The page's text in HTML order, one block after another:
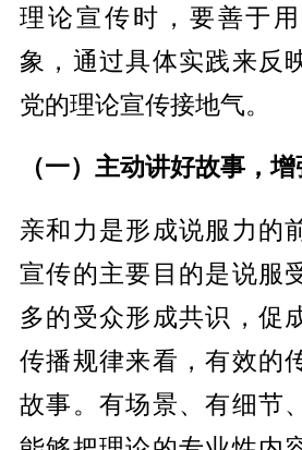
理论宣传时，要善于
象，通过具体实践来反
党的理论宣传接地气。
（一）主动讲好故事，
亲和力是形成说服力的
宣传的主要目的是说服
多的受众形成共识，促
传播规律来看，有效的
故事。有场景、有细节